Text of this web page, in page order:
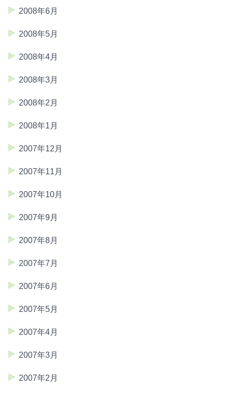
2008年6月
2008年5月
2008年4月
2008年3月
2008年2月
2008年1月
2007年12月
2007年11月
2007年10月
2007年9月
2007年8月
2007年7月
2007年6月
2007年5月
2007年4月
2007年3月
2007年2月